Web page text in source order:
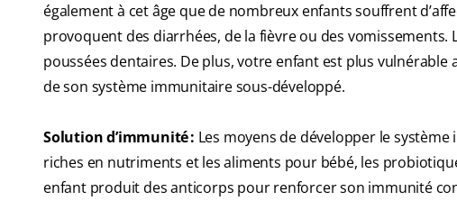
également à cet âge que de nombreux enfants souffrent
provoquent des diarrhées, de la fièvre ou des
poussées dentaires. De plus, votre enfant est plus
de son système immunitaire sous-développé.
Solution d’immunité : Les moyens de développer le
riches en nutriments et les aliments pour bébé, les
enfant produit des anticorps pour renforcer son immunité